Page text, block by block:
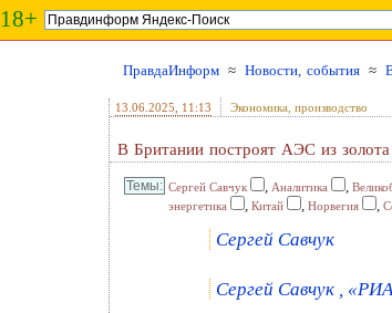
18+
ПравдаИнформ ≈ Новости, события ≈
13.06.2025 , 11:13 Экономика, производство
В Британии построят АЭС из золота
Сергей Савчук , Аналитика ,
энергетика , Китай , Норвегия ,
Сергей Савчук
Сергей Савчук ,